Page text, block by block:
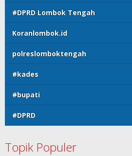
#DPRD Lombok Tengah
Koranlombok.id
polreslomboktengah
#kades
#bupati
#DPRD
Topik Populer